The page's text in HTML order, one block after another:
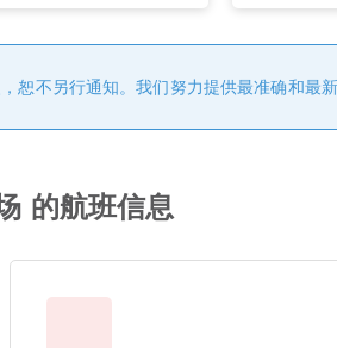
恕不另行通知。我们努力提供最准确和最新
的航班信息